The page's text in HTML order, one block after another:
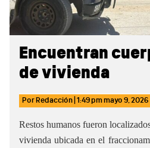
Encuentran
de vivienda
Por Redacción 1:49 pmmayo 9, 2026
Restos humanos fueron
vivienda ubicada en el